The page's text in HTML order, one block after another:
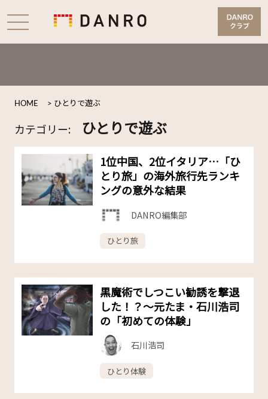
HOME > ひとりで遊ぶ
カテゴリー: ひとりで遊ぶ
1位中国、2位イタリア…「ひ
とり旅」の海外旅行先ランキ
ングの意外な結果
DANRO編集部
ひとり旅
黒魔術でしつこい勧誘を撃退
した！？～元たま・石川浩司
の「初めての体験」
石川浩司
ひとり体験